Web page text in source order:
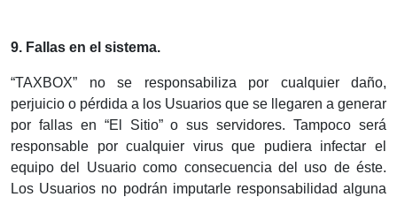
9. Fallas en el sistema.
“TAXBOX” no se responsabiliza por cualquier daño,
perjuicio o pérdida a los Usuarios que se llegaren a generar
por fallas en “El Sitio” o sus servidores. Tampoco será
responsable por cualquier virus que pudiera infectar el
equipo del Usuario como consecuencia del uso de éste.
Los Usuarios no podrán imputarle responsabilidad alguna